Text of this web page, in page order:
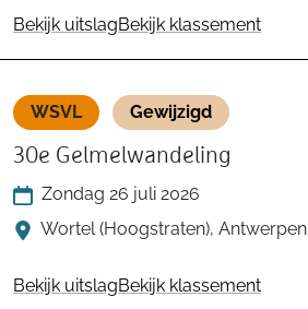
Bekijk uitslagBekijk klassement
WSVL Gewijzigd
30e Gelmelwandeling
Zondag 26 juli 2026
Wortel (Hoogstraten), Antwerpen
Bekijk uitslagBekijk klassement